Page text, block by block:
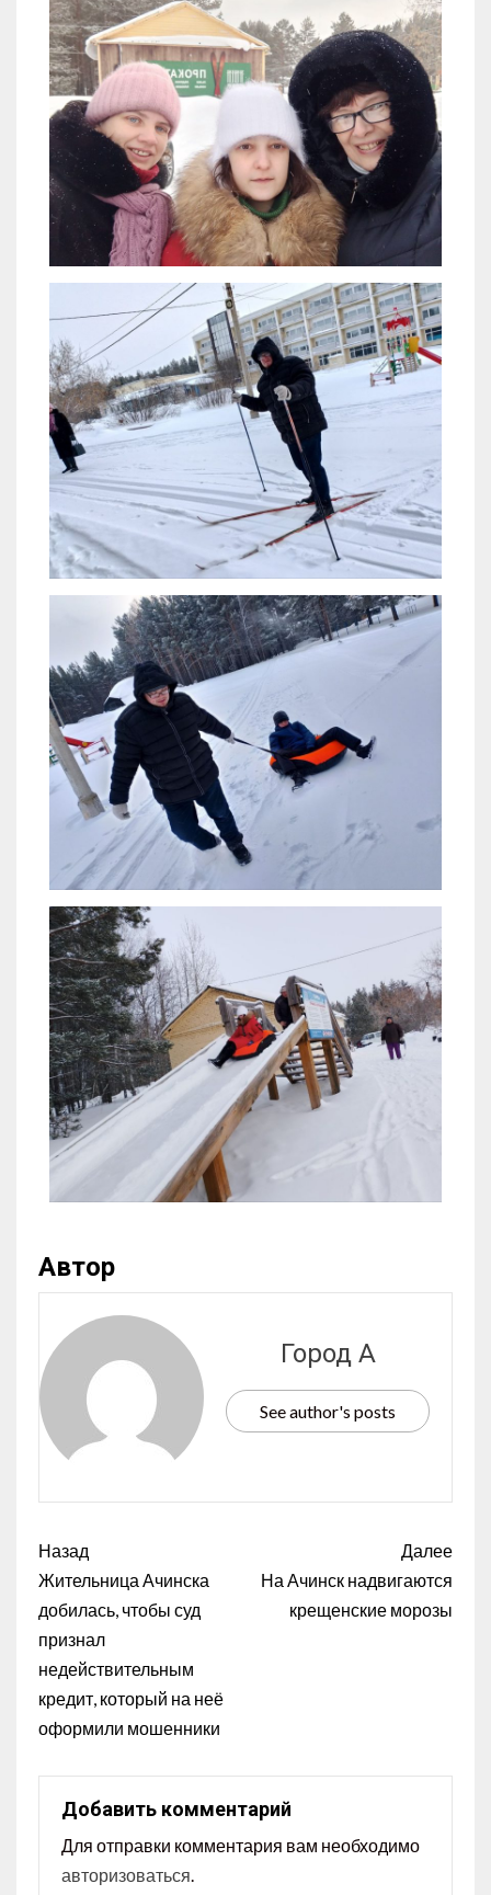
Автор
Город А
See author's posts
Назад
Жительница Ачинска
добилась, чтобы суд
признал
недействительным
кредит, который на неё
оформили мошенники
Далее
На Ачинск надвигаются
крещенские морозы
Добавить комментарий
Для отправки комментария вам необходимо
авторизоваться